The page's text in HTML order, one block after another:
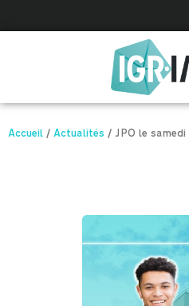
Accueil / Actualités / JPO le